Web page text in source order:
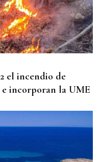
el incendio de
incorporan la UME